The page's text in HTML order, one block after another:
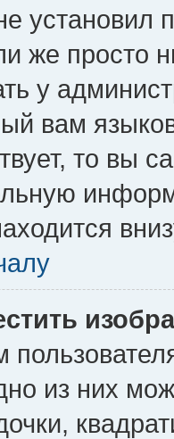
установил
же просто
у
вам
то вы
из них